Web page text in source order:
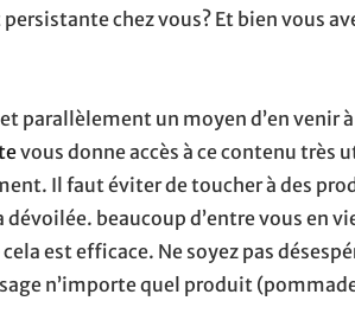
chez vous? Et bien vous
parallèlement un moyen d’en venir
vous donne accès à ce contenu très
Il faut éviter de toucher à des
beaucoup d’entre vous en
est efficace. Ne soyez pas
n’importe quel produit